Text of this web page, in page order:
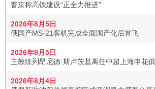
普京称高铁建设“正全力推进”
2026年8月5日
俄国产MS-21客机完成全面国产化后首飞
2026年8月5日
主教练列昂尼德·斯卢茨基离任中超上海申花
2026年8月4日